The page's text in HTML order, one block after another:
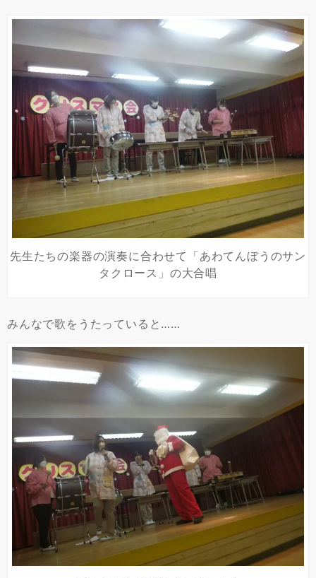
先生たちの楽器の演奏に合わせて「あわてんぼうのサン
タクロース」の大合唱
みんなで歌をうたっていると……